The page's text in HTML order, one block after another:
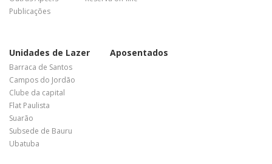
Publicações
Unidades de Lazer
Barraca de Santos
Campos do Jordão
Clube da capital
Flat Paulista
Suarão
Subsede de Bauru
Ubatuba
Aposentados